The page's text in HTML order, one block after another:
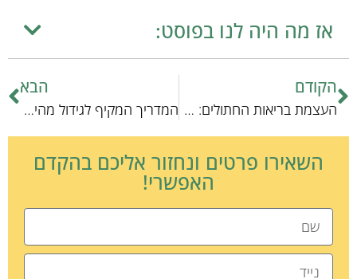
אז מה היה לנו בפוסט:
הקודם
העצמת בריאות החתולים: חיסונים חיוניים לכל בעל חתול
הבא
המדריך המקיף לגידול מהיר של דגי נוי
השאירו פרטים ונחזור אליכם בהקדם
האפשרי!